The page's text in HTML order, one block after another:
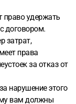
право удержать
договором.
затрат,
права
за отказ от
нарушение этого
вам должны